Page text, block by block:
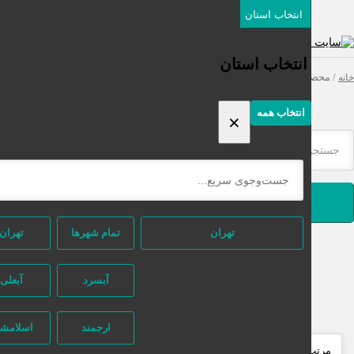
انتخاب استان
انتخاب استان
انتخاب همه ×
تهران تمام شهر‌ها تهران
آبسرد
ارجمند اسلامشهر
برچسب خورده “خط چشم مای”
جستجو